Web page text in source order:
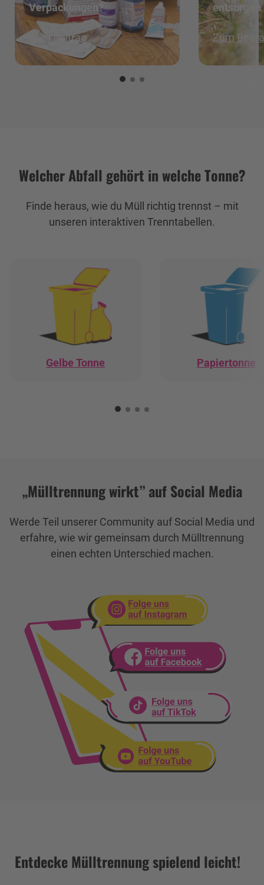
Verpackungen?
Zum Beitrag
entsorgen
Zum
Welcher Abfall gehört in welche Tonne?
Finde heraus, wie du Müll richtig trennst – mit
unseren interaktiven Trenntabellen.
Gelbe Tonne Papiertonne
„Mülltrennung wirkt” auf Social Media
Werde Teil unserer Community auf Social Media und
erfahre, wie wir gemeinsam durch Mülltrennung
einen echten Unterschied machen.
Besuche uns auf Instagram
Besuche uns auf Facebook
Besuche uns auf TikTok
Besuche uns auf YouTube
Entdecke Mülltrennung spielend leicht!